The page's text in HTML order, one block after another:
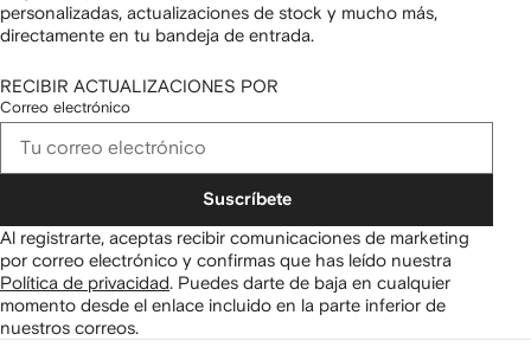
personalizadas, actualizaciones de stock y mucho más,
directamente en tu bandeja de entrada.
RECIBIR ACTUALIZACIONES POR
Correo electrónico
Suscríbete
Al registrarte, aceptas recibir comunicaciones de marketing
por correo electrónico y confirmas que has leído nuestra
Política de privacidad Puedes darte de baja en cualquier
momento desde el enlace incluido en la parte inferior de
nuestros correos.